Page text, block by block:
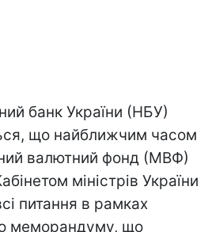
банк України (НБУ)
що найближчим часом
валютний фонд (МВФ)
міністрів України
питання в рамках
меморандуму, що